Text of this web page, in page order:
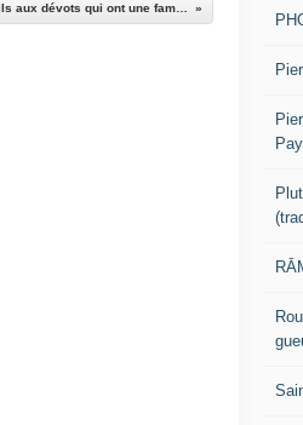
Sri Râmakrishna Paramahamsa: Conseils aux dévots qui ont une famille